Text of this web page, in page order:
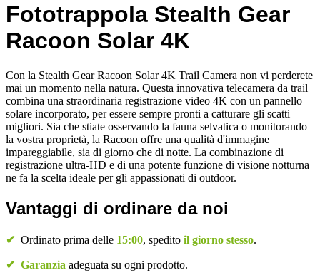
Fototrappola Stealth Gear
Racoon Solar 4K
Con la Stealth Gear Racoon Solar 4K Trail Camera non vi perderete
mai un momento nella natura. Questa innovativa telecamera da trail
combina una straordinaria registrazione video 4K con un pannello
solare incorporato, per essere sempre pronti a catturare gli scatti
migliori. Sia che stiate osservando la fauna selvatica o monitorando
la vostra proprietà, la Racoon offre una qualità d'immagine
impareggiabile, sia di giorno che di notte. La combinazione di
registrazione ultra-HD e di una potente funzione di visione notturna
ne fa la scelta ideale per gli appassionati di outdoor.
Vantaggi di ordinare da noi
✔ Ordinato prima delle 15:00, spedito il giorno stesso.
✔ Garanzia adeguata su ogni prodotto.